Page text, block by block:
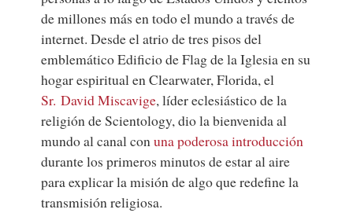
de millones más en todo el mundo a través de
internet. Desde el atrio de tres pisos del
emblemático Edificio de Flag de la Iglesia en su
hogar espiritual en Clearwater, Florida, el
Sr. David Miscavige, líder eclesiástico de la
religión de Scientology, dio la bienvenida al
mundo al canal conuna poderosa introducción
durante los primeros minutos de estar al aire
para explicar la misión de algo que redefine la
transmisión religiosa.